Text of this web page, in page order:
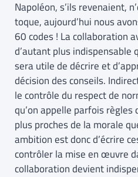
Napoléon, s’ils revenaient,
toque, aujourd’hui nous
60 codes ! La collaboration
d’autant plus indispensable
sera utile de décrire et
décision des conseils.
le contrôle du respect de
qu’on appelle parfois
plus proches de la morale
ambition est donc d’écrire
contrôler la mise en œuvre
collaboration devient